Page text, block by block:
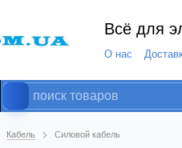
Всё для
О нас
Кабель Силовой кабель